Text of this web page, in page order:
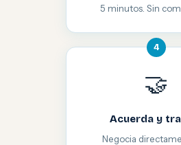
5 minutos. Sin
4
🤝
Acuerda y
Negocia